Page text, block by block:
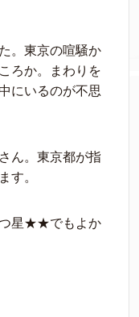
。東京の喧騒か
ろか。まわりを
にいるのが不思
ん。東京都が指
す。
つ星★★でもよか